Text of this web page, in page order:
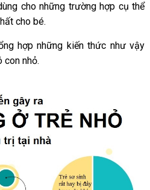
cho những trường hợp cụ thể
cho bé.
hợp những kiến thức như vậy
con nhỏ.